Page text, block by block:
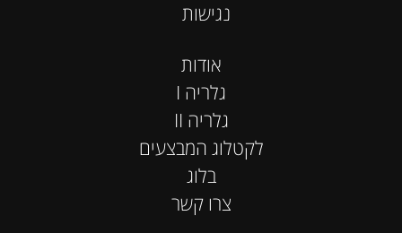
אודות
I גלריה
II גלריה
לקטלוג המבצעים
בלוג
צרו קשר
נגישות